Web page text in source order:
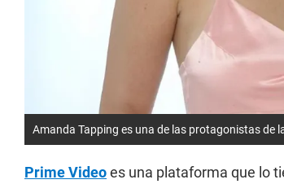
Amanda Tapping es una de las protagonistas de
Prime Videoes una plataforma que lo